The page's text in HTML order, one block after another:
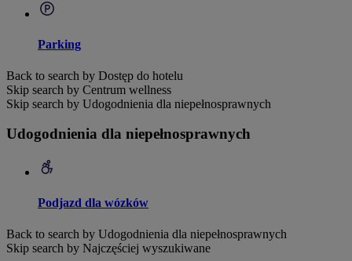
Parking
Back to search by Dostęp do hotelu
Skip search by Centrum wellness
Skip search by Udogodnienia dla niepełnosprawnych
Udogodnienia dla niepełnosprawnych
Podjazd dla wózków
Back to search by Udogodnienia dla niepełnosprawnych
Skip search by Najczęściej wyszukiwane